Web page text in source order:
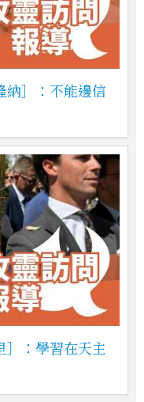
納］：不能邊信
］：學習在天主